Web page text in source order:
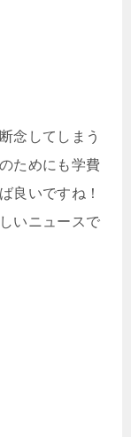
念してしまう
ためにも学費
良いですね！
いニュースで